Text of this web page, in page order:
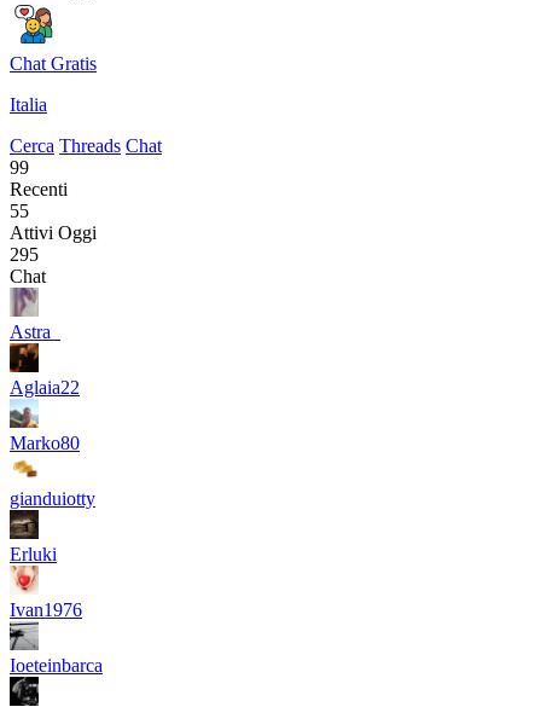
Chat Gratis
Italia
Cerca Threads Chat
99
Recenti
55
Attivi Oggi
295
Chat
Astra_
Aglaia22
Marko80
gianduiotty
Erluki
Ivan1976
Ioeteinbarca